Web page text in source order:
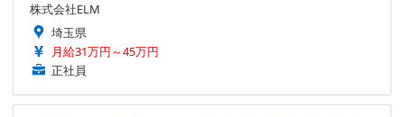
株式会社ELM
埼玉県
月給31万円～45万円
正社員